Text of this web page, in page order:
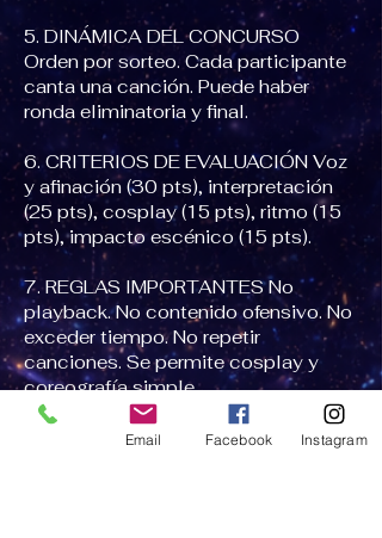
5. DINÁMICA DEL CONCURSO
Orden por sorteo. Cada participante
canta una canción. Puede haber
ronda eliminatoria y final.
6. CRITERIOS DE EVALUACIÓN Voz
y afinación (30 pts), interpretación
(25 pts), cosplay (15 pts), ritmo (15
pts), impacto escénico (15 pts).
7. REGLAS IMPORTANTES No
playback. No contenido ofensivo. No
exceder tiempo. No repetir
canciones. Se permite cosplay y
coreografía simple.
8. PREMIACIÓN Premios para 1er,
Email Facebook Instagram